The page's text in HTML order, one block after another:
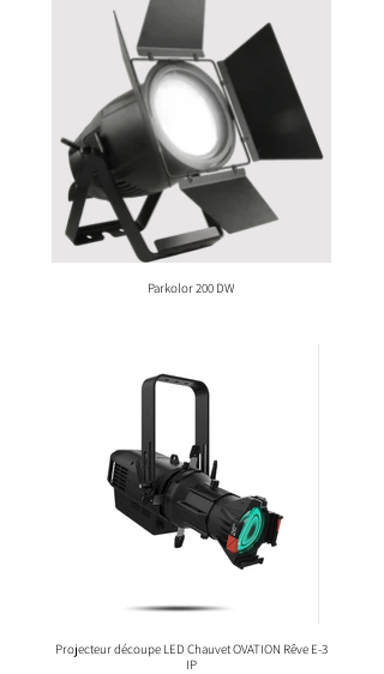
Parkolor 200 DW
Projecteur découpe LED Chauvet OVATION Rêve E-3
IP